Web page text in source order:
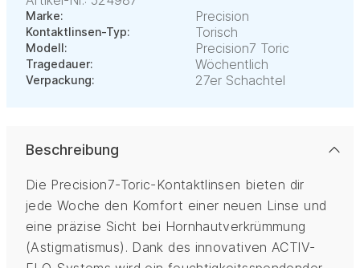
Marke: Precision
Kontaktlinsen-Typ: Torisch
Modell: Precision7 Toric
Tragedauer: Wöchentlich
Verpackung: 27er Schachtel
Beschreibung
Die Precision7-Toric-Kontaktlinsen bieten dir
jede Woche den Komfort einer neuen Linse und
eine präzise Sicht bei Hornhautverkrümmung
(Astigmatismus). Dank des innovativen ACTIV-